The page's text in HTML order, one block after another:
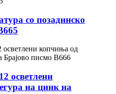
со позадинско
осветлени
на цинк на